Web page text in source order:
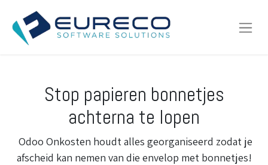
Stop papieren bonnetjes
achterna te lopen
Odoo Onkosten houdt alles georganiseerd zodat je
afscheid kan nemen van die envelop met bonnetjes!